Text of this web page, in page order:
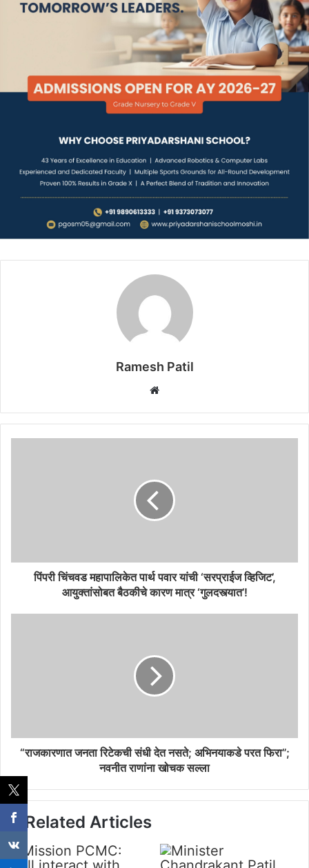
Ramesh Patil
Website
पिंपरी चिंचवड महापालिकेत पार्थ पवार यांची ‘सरप्राईज व्हिजिट’,
आयुक्तांसोबत बैठकीचे कारण मात्र ‘गुलदस्त्यात’!
“राजकारणात जनता रिटेकची संधी देत नसते; अभिनयाकडे परत फिरा”;
नवनीत राणांना खोचक सल्ला
Related Articles